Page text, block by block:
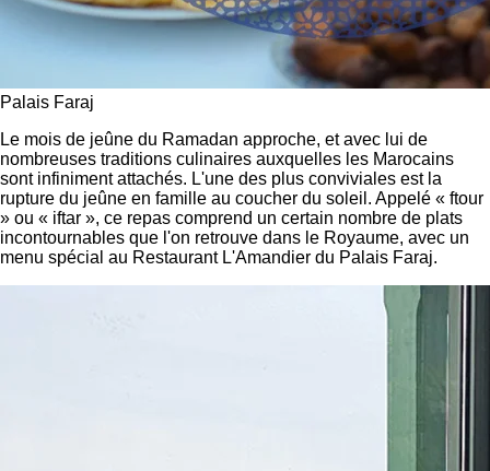
Palais Faraj
Le mois de jeûne du Ramadan approche, et avec lui de
nombreuses traditions culinaires auxquelles les Marocains
sont infiniment attachés. L'une des plus conviviales est la
rupture du jeûne en famille au coucher du soleil. Appelé « ftour
» ou « iftar », ce repas comprend un certain nombre de plats
incontournables que l'on retrouve dans le Royaume, avec un
menu spécial au Restaurant L'Amandier du Palais Faraj.